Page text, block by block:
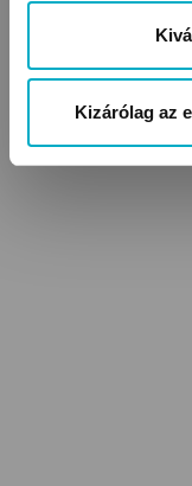
Kizárólag az